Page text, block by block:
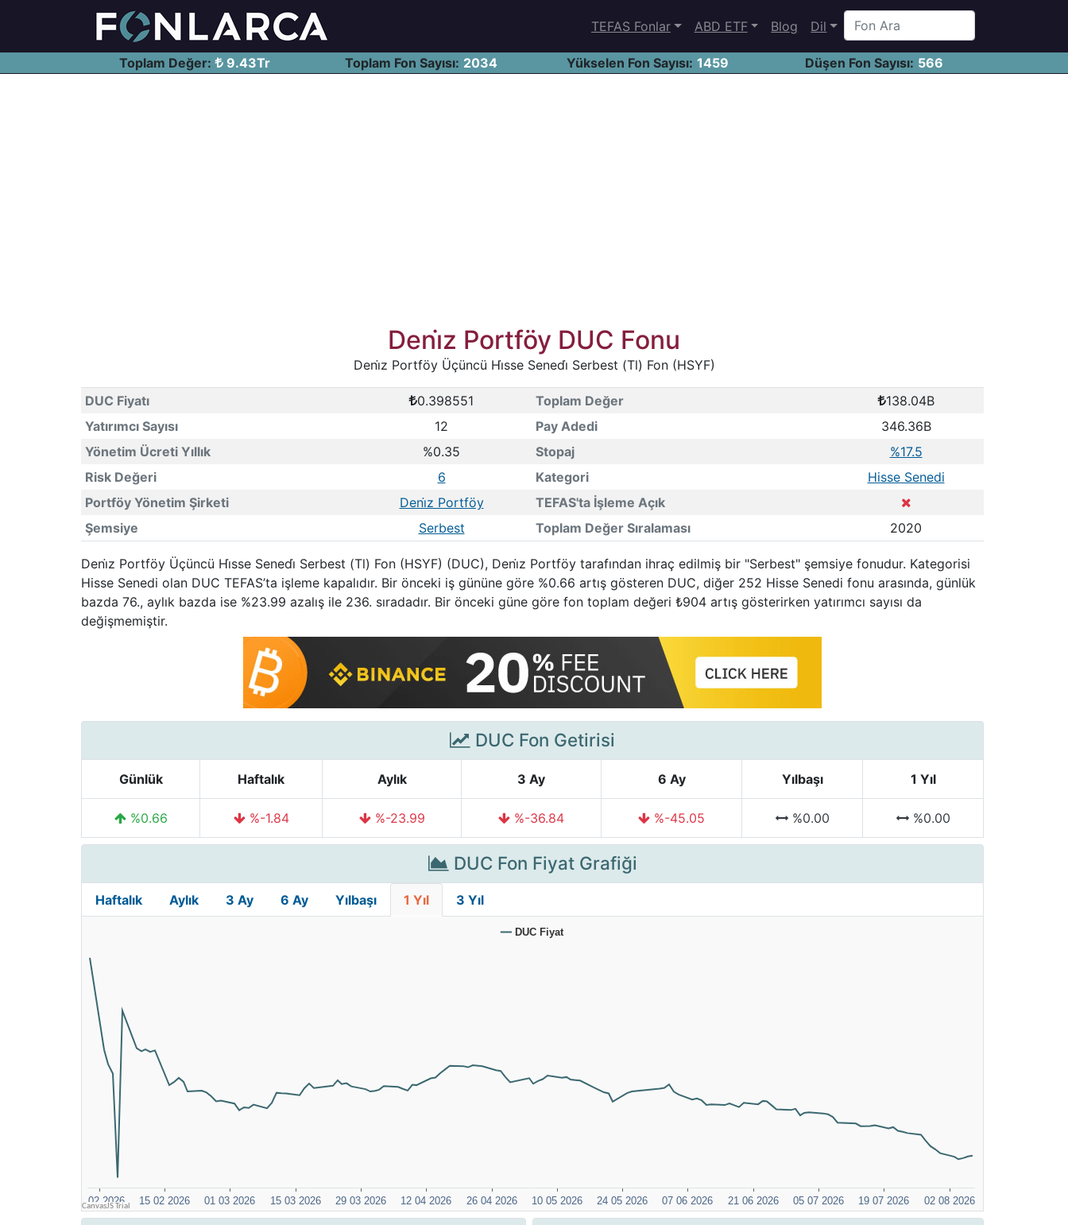
TEFAS Fonlar ABD ETF Blog Dil
Toplam Değer: 9.43Tr Toplam Fon Sayısı: 2034 Yükselen Fon Sayısı: 1459 Düşen Fon Sayısı: 566
Deni̇z Portföy DUC Fonu
Deni̇z Portföy Üçüncü Hi̇sse Senedi̇ Serbest (Tl) Fon (HSYF)
DUC Fiyatı 0.398551 Toplam Değer
138.04B
Yatırımcı Sayısı
12 Pay Adedi
346.36B
Yönetim Ücreti Yıllık
%0.35 Stopaj
%17.5
Risk Değeri
6 Kategori
Hisse Senedi
Portföy Yönetim Şirketi
Deni̇z Portföy
TEFAS'ta İşleme Açık
Şemsiye
Serbest Toplam Değer Sıralaması 2020
Deni̇z Portföy Üçüncü Hi̇sse Senedi̇ Serbest (Tl) Fon (HSYF) (DUC), Deni̇z Portföy tarafından ihraç edilmiş bir "Serbest" şemsiye fonudur. Kategorisi
Hisse Senedi olan DUC TEFAS’ta işleme kapalıdır. Bir önceki iş gününe göre %0.66 artış gösteren DUC, diğer 252 Hisse Senedi fonu arasında, günlük
bazda 76., aylık bazda ise %23.99 azalış ile 236. sıradadır. Bir önceki güne göre fon toplam değeri ₺904 artış gösterirken yatırımcı sayısı da
değişmemiştir.
DUC Fon Getirisi
Günlük Haftalık Aylık 3 Ay 6 Ay Yılbaşı 1 Yıl
%0.66 %-1.84 %-23.99 %-36.84 %-45.05 %0.00 %0.00
DUC Fon Fiyat Grafiği
Haftalık Aylık 3 Ay 6 Ay Yılbaşı 1 Yıl 3 Yıl